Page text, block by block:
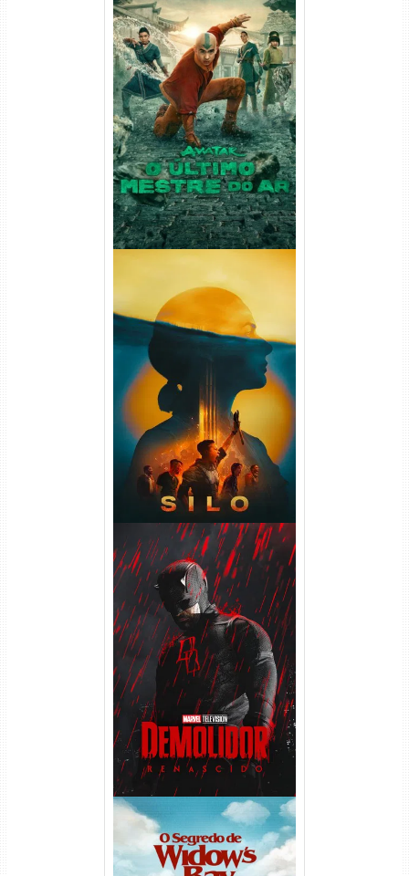
Avatar: O Último Mestre do
Ar 2ª Temporada Torrent
(2026) WEB-DL 1080p Dual
Áudio
Silo 2ª Temporada (2024)
WEB-DL 1080p Dual Áudio
Demolidor: Renascido 2ª
Temporada (2026) WEB-DL
1080p Dual Áudio